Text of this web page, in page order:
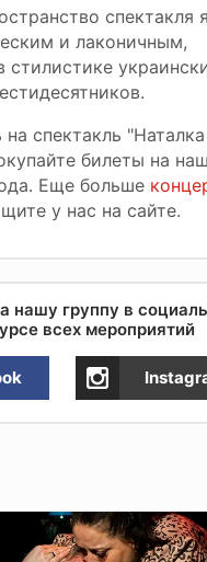
спектакля
и лаконичным,
спектакль
билеты на
Еще больше
у нас на сайте.
нашу группу в
всех мероприятий